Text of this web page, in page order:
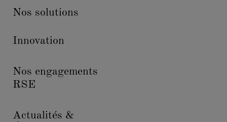
Nos solutions
Innovation
Nos engagements
RSE
Actualités &